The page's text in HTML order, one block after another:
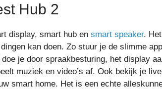
Hub 2
display, smart hub en smart speaker.
kan doen. Zo stuur je de slimme
je door spraakbesturing, het display
muziek en video’s af. Ook bekijk je
smart home. Het is een echte